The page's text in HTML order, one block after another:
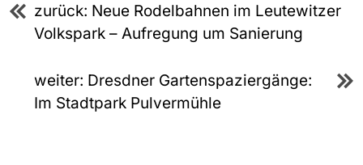
zurück: Neue Rodelbahnen im Leutewitzer
Volkspark – Aufregung um Sanierung
weiter: Dresdner Gartenspaziergänge:
Im Stadtpark Pulvermühle